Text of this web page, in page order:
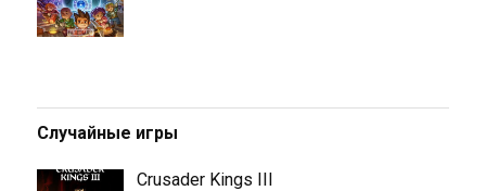
Случайные игры
Crusader Kings III